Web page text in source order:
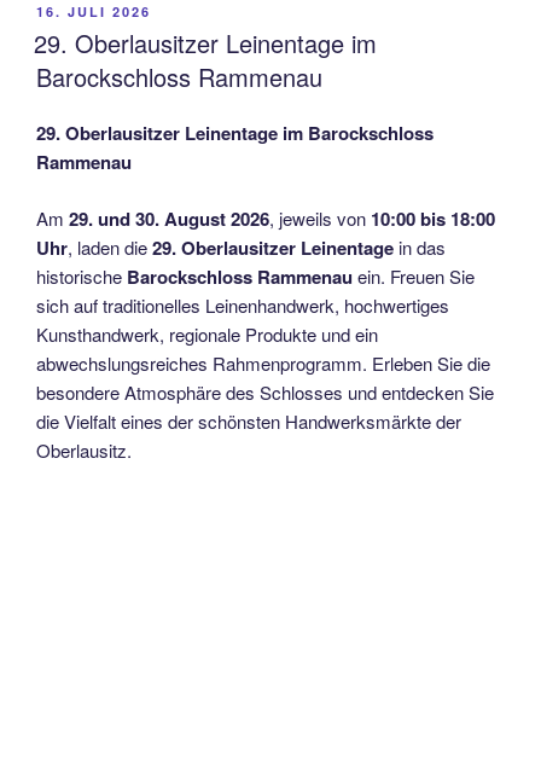
VERÖFFENTLICHT
AM
16. JULI 2026
29. Oberlausitzer Leinentage im
Barockschloss Rammenau
29. Oberlausitzer Leinentage im Barockschloss
Rammenau
Am 29. und 30. August 2026, jeweils von 10:00 bis 18:00
Uhr, laden die29. Oberlausitzer Leinentagein das
historische Barockschloss Rammenauein. Freuen Sie
sich auf traditionelles Leinenhandwerk, hochwertiges
Kunsthandwerk, regionale Produkte und ein
abwechslungsreiches Rahmenprogramm. Erleben Sie die
besondere Atmosphäre des Schlosses und entdecken Sie
die Vielfalt eines der schönsten Handwerksmärkte der
Oberlausitz.